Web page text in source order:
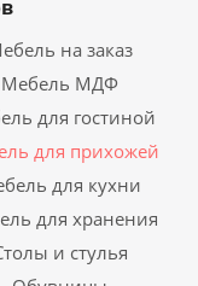
на заказ
Мебель МДФ
для гостиной
для прихожей
для кухни
для хранения
и стулья